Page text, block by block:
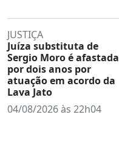
JUSTIÇA
Juíza substituta de
Sergio Moro é afastada
por dois anos por
atuação em acordo da
Lava Jato
04/08/2026 às 22h04